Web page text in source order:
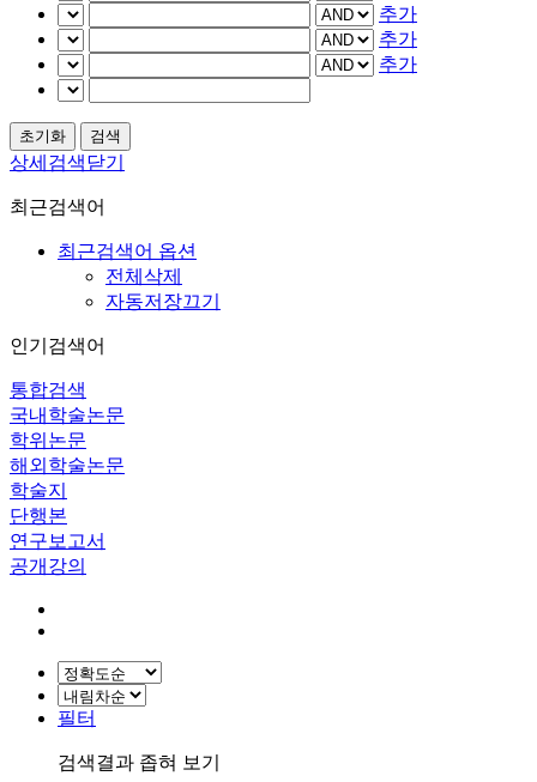
추가
추가
추가
상세검색닫기
최근검색어
최근검색어 옵션
전체삭제
자동저장끄기
인기검색어
통합검색
국내학술논문
학위논문
해외학술논문
학술지
단행본
연구보고서
공개강의
필터
검색결과 좁혀 보기